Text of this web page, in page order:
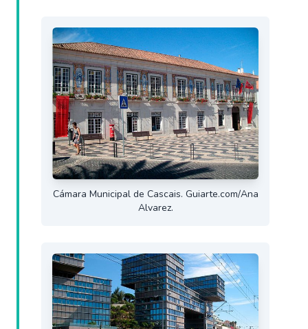
Cámara Municipal de Cascais. Guiarte.com/Ana
Alvarez.